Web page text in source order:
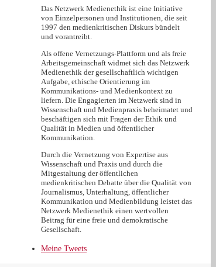
Das Netzwerk Medienethik ist eine Initiative
von Einzelpersonen und Institutionen, die seit
1997 den medienkritischen Diskurs bündelt
und vorantreibt.
Als offene Vernetzungs-Plattform und als freie
Arbeitsgemeinschaft widmet sich das Netzwerk
Medienethik der gesellschaftlich wichtigen
Aufgabe, ethische Orientierung im
Kommunikations- und Medienkontext zu
liefern. Die Engagierten im Netzwerk sind in
Wissenschaft und Medienpraxis beheimatet und
beschäftigen sich mit Fragen der Ethik und
Qualität in Medien und öffentlicher
Kommunikation.
Durch die Vernetzung von Expertise aus
Wissenschaft und Praxis und durch die
Mitgestaltung der öffentlichen
medienkritischen Debatte über die Qualität von
Journalismus, Unterhaltung, öffentlicher
Kommunikation und Medienbildung leistet das
Netzwerk Medienethik einen wertvollen
Beitrag für eine freie und demokratische
Gesellschaft.
Meine Tweets